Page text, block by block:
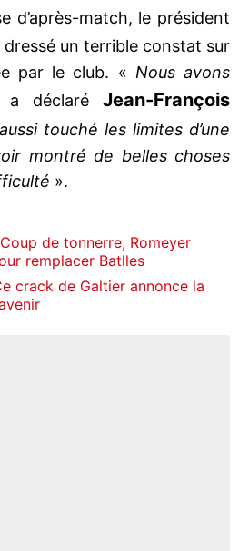
d’après-match, le président
dressé un terrible constat sur
par le club. « Nous avons
déclaréJean-François
touché les limites d’une
montré de belles choses
».
de tonnerre, Romeyer
remplacer Batlles
crack de Galtier annonce la